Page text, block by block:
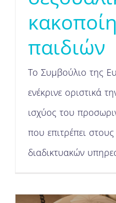
παιδιών
Το Συμβούλιο της
ενέκρινε οριστικά
ισχύος του
που επιτρέπει
διαδικτυακών